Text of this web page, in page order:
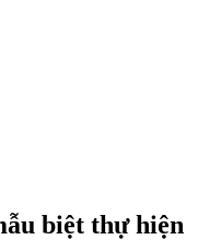
biệt thự hiện